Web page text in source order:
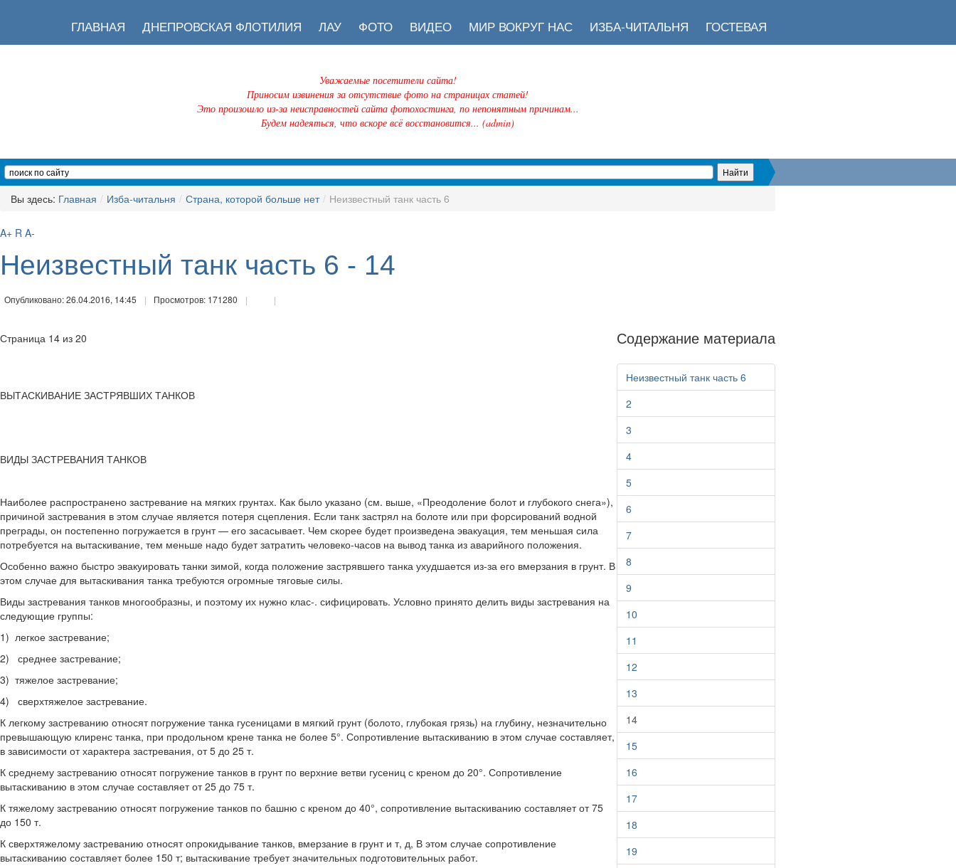
ГЛАВНАЯ ДНЕПРОВСКАЯ ФЛОТИЛИЯ ЛАУ ФОТО ВИДЕО МИР ВОКРУГ НАС ИЗБА-ЧИТАЛЬНЯ ГОСТЕВАЯ
Уважаемые посетители сайта!
Приносим извинения за отсутствие фото на страницах статей!
Это произошло из-за неисправностей сайта фотохостинга, по непонятным причинам...
Будем надеяться, что вскоре всё восстановится... (admin)
Вы здесь: Главная / Изба-читальня / Страна, которой больше нет / Неизвестный танк часть 6
A+ R A-
Неизвестный танк часть 6 - 14
Опубликовано: 26.04.2016, 14:45 Просмотров: 171280
Содержание материала
Неизвестный танк часть 6
2
3
4
5
6
7
8
9
10
11
12
13
14
15
16
17
18
19
Страница 14 из 20
ВЫТАСКИВАНИЕ ЗАСТРЯВШИХ ТАНКОВ
ВИДЫ ЗАСТРЕВАНИЯ ТАНКОВ
Наиболее распространено застревание на мягких грунтах. Как было указано (см. выше, «Преодоление болот и глубокого снега»),
причиной застревания в этом случае является потеря сцепления. Если танк застрял на болоте или при форсирований водной
преграды, он постепенно погру­жается в грунт — его засасывает. Чем скорее будет произведена эвакуа­ция, тем меньшая сила
потребуется на вытаскивание, тем меньше надо будет затратить человеко-часов на вывод танка из аварийного положения.
Особенно важно быстро эвакуировать танки зимой, когда положение застрявшего танка ухудшается из-за его вмерзания в грунт. В
этом слу­чае для вытаскивания танка требуются огромные тяговые силы.
Виды застревания танков многообразны, и поэтому их нужно клас-. сифицировать. Условно принято делить виды застревания на
следующие группы:
1) легкое застревание;
2) среднее застревание;
3) тяжелое застревание;
4) сверхтяжелое застревание.
К легкому застреванию относят погружение танка гусеницами в мягкий грунт (болото, глубокая грязь) на глубину, незначительно
превы­шающую клиренс танка, при продольном крене танка не более 5°. Со­противление вытаскиванию в этом случае составляет,
в зависимости от характера застревания, от 5 до 25 т.
К среднему застреванию относят погружение танков в грунт по верхние ветви гусениц с креном до 20°. Сопротивление
вытаскиванию в этом случае составляет от 25 до 75 т.
К тяжелому застреванию относят погружение танков по башню с креном до 40°, сопротивление вытаскиванию составляет от 75
до 150 т.
К сверхтяжелому застреванию относят опрокидывание танков, вмер­зание в грунт и т, д, В этом случае сопротивление
вытаскиванию состав­ляет более 150 т; вытаскивание требует значительных подготовительных работ.